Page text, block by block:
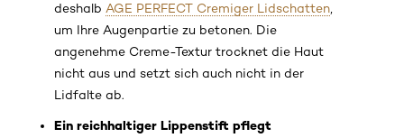
deshalb AGE PERFECT Cremiger Lidschatten
um Ihre Augenpartie zu betonen. Die
angenehme Creme-Textur trocknet die Haut
nicht aus und setzt sich auch nicht in der
Lidfalte ab.
Ein reichhaltiger Lippenstift pflegt